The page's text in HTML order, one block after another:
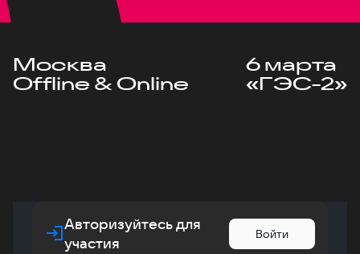
Москва
Offline & Online
6 марта
«ГЭС-2»
Авторизуйтесь для
участия
Войти